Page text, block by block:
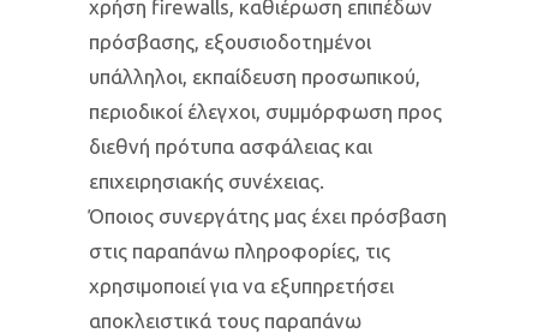
χρήση firewalls, καθιέρωση επιπέδων
πρόσβασης, εξουσιοδοτημένοι
υπάλληλοι, εκπαίδευση προσωπικού,
περιοδικοί έλεγχοι, συμμόρφωση προς
διεθνή πρότυπα ασφάλειας και
επιχειρησιακής συνέχειας.
Όποιος συνεργάτης μας έχει πρόσβαση
στις παραπάνω πληροφορίες, τις
χρησιμοποιεί για να εξυπηρετήσει
αποκλειστικά τους παραπάνω